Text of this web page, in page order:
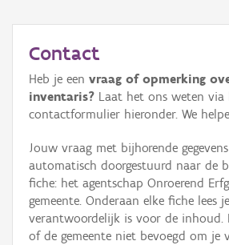
Erfgoedobject
Aanduidingsobject
Waarneming
Thema
Gebeurtenis
Contact
Heb je een vraag of opmerking
inventaris? Laat het ons weten via
contactformulier hieronder. We
Jouw vraag met bijhorende
automatisch doorgestuurd naar de
fiche: het agentschap Onroerend
gemeente. Onderaan elke fiche lees
verantwoordelijk is voor de inhoud.
of de gemeente niet bevoegd om je